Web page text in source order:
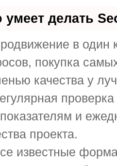
умеет делать
в один
покупка
качества у
и
проекта.
известные